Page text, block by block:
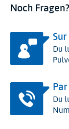
Noch Fragen?
Du
Du